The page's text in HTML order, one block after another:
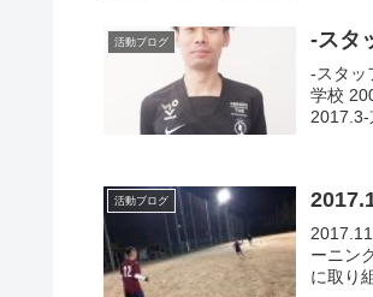
活動ブログ -スタ
-スタッ
学校
2017.3-
活動ブログ
ーニン
に取り